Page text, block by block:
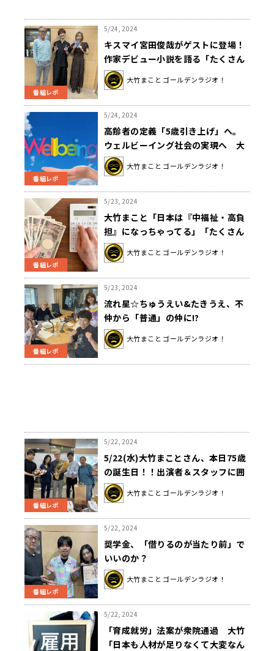
番組レポ
5/24, 2024
キスマイ宮田俊哉がゲストに登場！
作家デビュー小説を語る「たくさん
笑ってたくさん泣いて欲しい」
大竹まこと ゴールデンラジオ！
番組レポ
5/24, 2024
高齢者の定義「5歳引き上げ」へ。
ウェルビーイング社会の実現へ 大
竹「言葉遊びしてないではっきり働
いてほしいと言えばいい」
大竹まこと ゴールデンラジオ！
番組レポ
5/23, 2024
大竹まこと「日本は『中福祉・高負
担』になっちゃってる」「たくさん
税金を取るなら、その分やらなくち
ゃいけないことがあるんじゃない
大竹まこと ゴールデンラジオ！
番組レポ
5/23, 2024
流れ星☆ちゅうえい&たきうえ、不
仲から「普通」の仲に!?
大竹まこと ゴールデンラジオ！
番組レポ
5/22, 2024
5/22(水)大竹まことさん、本日75歳
の誕生日！！出演者＆スタッフに囲
まれ笑顔いっぱい！！5/19に61歳と
なった太田英明アナも一緒にお祝
大竹まこと ゴールデンラジオ！
番組レポ
5/22, 2024
奨学金、「借りるのが当たり前」で
いいのか？
大竹まこと ゴールデンラジオ！
5/22, 2024
「育成就労」法案が衆院通過 大竹
「日本も人材が足りなくて大変なん